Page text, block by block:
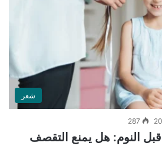
شعر
287
النوم: هل يمنع التقصف